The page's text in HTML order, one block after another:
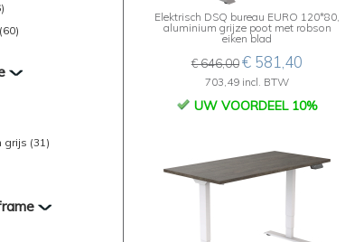
grijs (31)
Elektrisch DSQ bureau EURO 120*80,
aluminium grijze poot met robson
eiken blad
€ 646,00€ 581,40
703,49 incl. BTW
UW VOORDEEL 10%